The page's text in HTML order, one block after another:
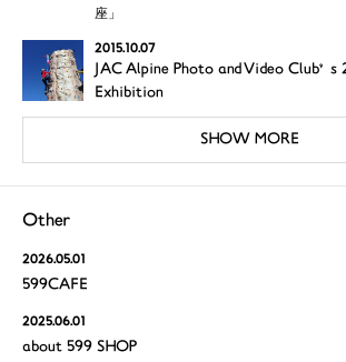
座」
2015.10.07
JAC Alpine Photo and Video Club’s
Exhibition
SHOW MORE
Other
2026.05.01
599CAFE
2025.06.01
about 599 SHOP